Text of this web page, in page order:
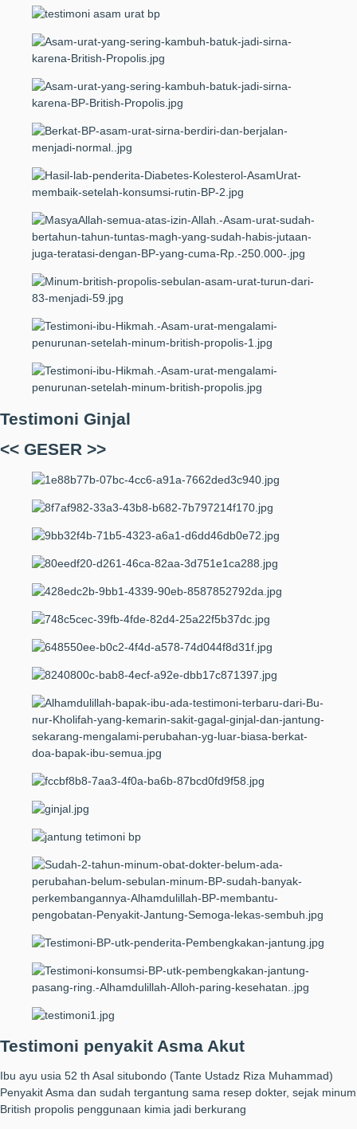
Testimoni Ginjal
<< GESER >>
Testimoni penyakit Asma Akut
Ibu ayu usia 52 th Asal situbondo (Tante Ustadz Riza Muhammad)
Penyakit Asma dan sudah tergantung sama resep dokter, sejak minum
British propolis penggunaan kimia jadi berkurang